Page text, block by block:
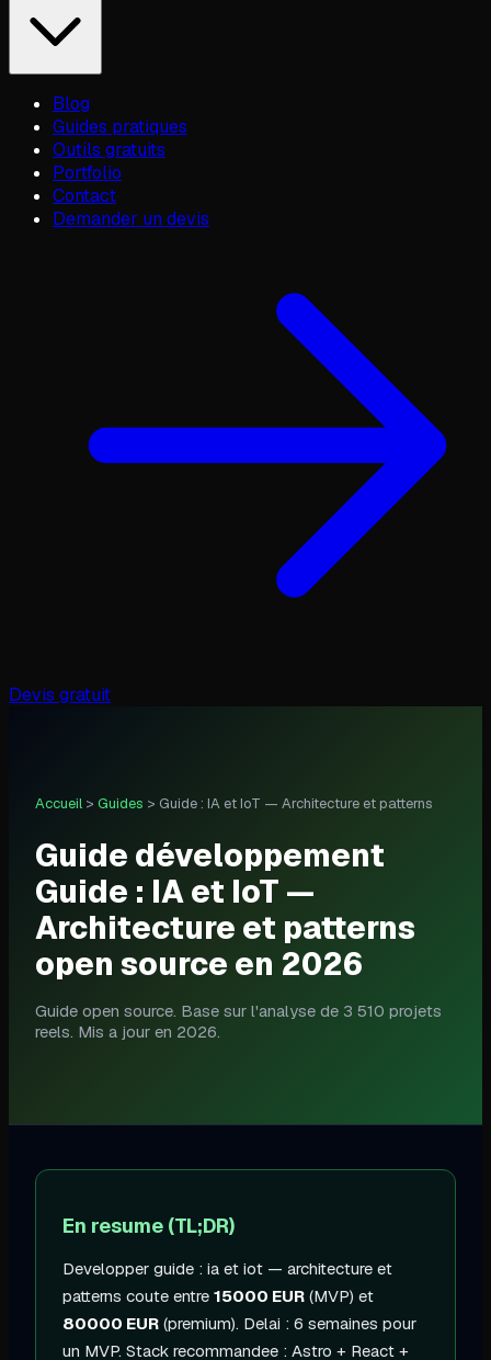
Blog
Guides pratiques
Outils gratuits
Portfolio
Contact
Demander un devis
Devis gratuit
Accueil > Guides > Guide : IA et IoT — Architecture et patterns
Guide développement
Guide : IA et IoT —
Architecture et patterns
open source en 2026
Guide open source. Base sur l'analyse de 3 510 projets
reels. Mis a jour en 2026.
En resume (TL;DR)
Developper guide : ia et iot — architecture et
patterns coute entre 15000 EUR (MVP) et
80000 EUR (premium). Delai : 6 semaines pour
un MVP. Stack recommandee : Astro + React +